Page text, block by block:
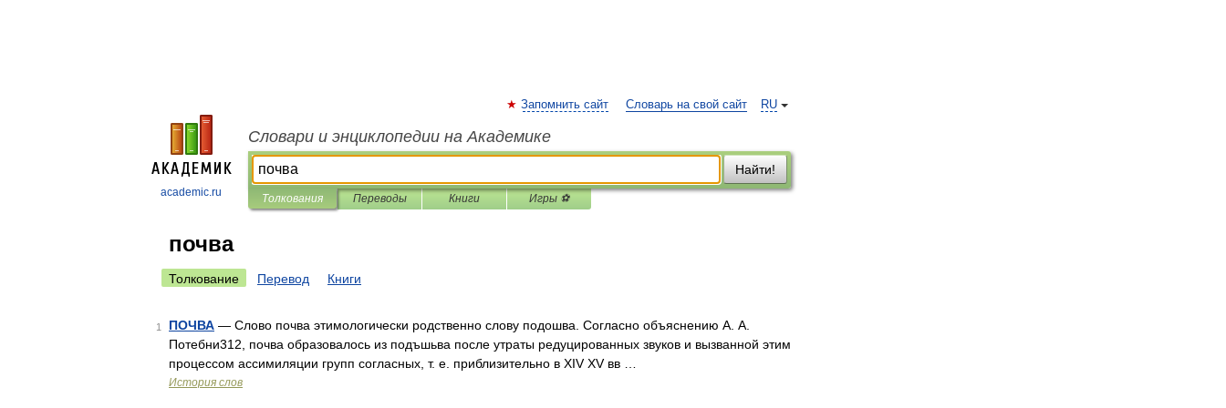
academic.ru
RU
Запомнить сайт Словарь на свой сайт
Словари и энциклопедии на Академике
Найти!
Толкования Переводы Книги Игры ⚽
почва
Толкование Перевод Книги
1 ПОЧВА — Слово почва этимологически родственно слову подошва. Согласно объяснению А. А.
Потебни312, почва образовалось из подъшьва после утраты редуцированных звуков и вызванной этим
процессом ассимиляции групп согласных, т. е. приблизительно в XIV XV вв …
История слов